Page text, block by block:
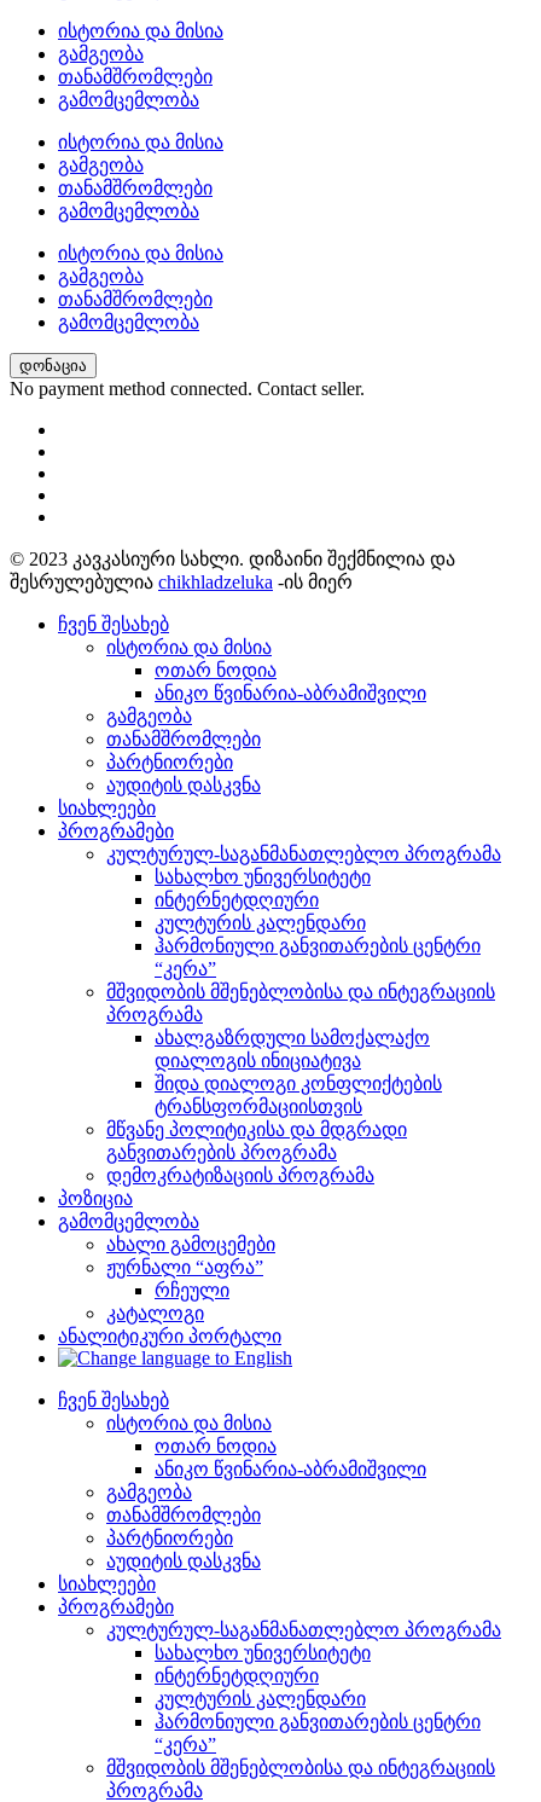
ისტორია და მისია
გამგეობა
თანამშრომლები
გამომცემლობა
ისტორია და მისია
გამგეობა
თანამშრომლები
გამომცემლობა
ისტორია და მისია
გამგეობა
თანამშრომლები
გამომცემლობა
დონაცია
No payment method connected. Contact seller.
© 2023 კავკასიური სახლი. დიზაინი შექმნილია და
შესრულებულია chikhladzeluka -ის მიერ
ჩვენ შესახებ
ისტორია და მისია
ოთარ ნოდია
ანიკო წვინარია-აბრამიშვილი
გამგეობა
თანამშრომლები
პარტნიორები
აუდიტის დასკვნა
სიახლეები
პროგრამები
კულტურულ-საგანმანათლებლო პროგრამა
სახალხო უნივერსიტეტი
ინტერნეტდღიური
კულტურის კალენდარი
ჰარმონიული განვითარების ცენტრი
“კერა”
მშვიდობის მშენებლობისა და ინტეგრაციის
პროგრამა
ახალგაზრდული სამოქალაქო
დიალოგის ინიციატივა
შიდა დიალოგი კონფლიქტების
ტრანსფორმაციისთვის
მწვანე პოლიტიკისა და მდგრადი
განვითარების პროგრამა
დემოკრატიზაციის პროგრამა
პოზიცია
გამომცემლობა
ახალი გამოცემები
ჟურნალი “აფრა”
რჩეული
კატალოგი
ანალიტიკური პორტალი
ჩვენ შესახებ
ისტორია და მისია
ოთარ ნოდია
ანიკო წვინარია-აბრამიშვილი
გამგეობა
თანამშრომლები
პარტნიორები
აუდიტის დასკვნა
სიახლეები
პროგრამები
კულტურულ-საგანმანათლებლო პროგრამა
სახალხო უნივერსიტეტი
ინტერნეტდღიური
კულტურის კალენდარი
ჰარმონიული განვითარების ცენტრი
“კერა”
მშვიდობის მშენებლობისა და ინტეგრაციის
პროგრამა